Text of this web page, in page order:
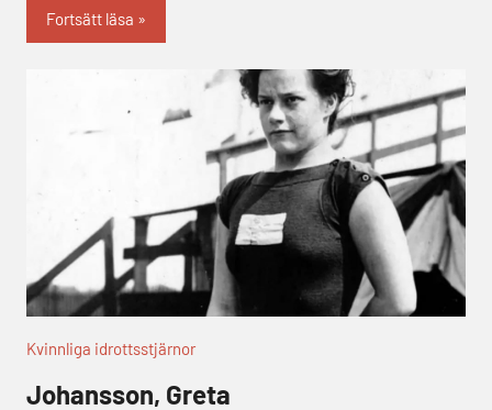
Fortsätt läsa
Kvinnliga idrottsstjärnor
Johansson, Greta